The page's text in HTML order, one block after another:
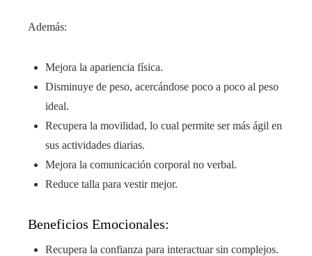
Además:
Mejora la apariencia física.
Disminuye de peso, acercándose poco a poco al peso
ideal.
Recupera la movilidad, lo cual permite ser más ágil en
sus actividades diarias.
Mejora la comunicación corporal no verbal.
Reduce talla para vestir mejor.
Beneficios Emocionales:
Recupera la confianza para interactuar sin complejos.